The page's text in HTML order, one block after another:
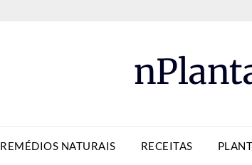
REMÉDIOS NATURAIS RECEITAS